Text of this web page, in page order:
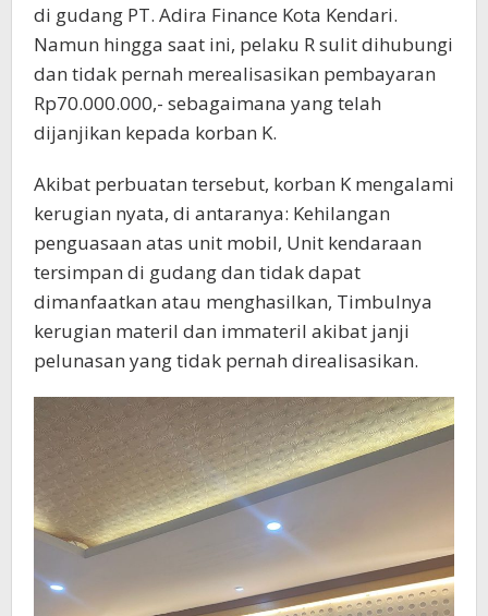
di gudang PT. Adira Finance Kota Kendari.
Namun hingga saat ini, pelaku R sulit dihubungi
dan tidak pernah merealisasikan pembayaran
Rp70.000.000,- sebagaimana yang telah
dijanjikan kepada korban K.
Akibat perbuatan tersebut, korban K mengalami
kerugian nyata, di antaranya: Kehilangan
penguasaan atas unit mobil, Unit kendaraan
tersimpan di gudang dan tidak dapat
dimanfaatkan atau menghasilkan, Timbulnya
kerugian materil dan immateril akibat janji
pelunasan yang tidak pernah direalisasikan.